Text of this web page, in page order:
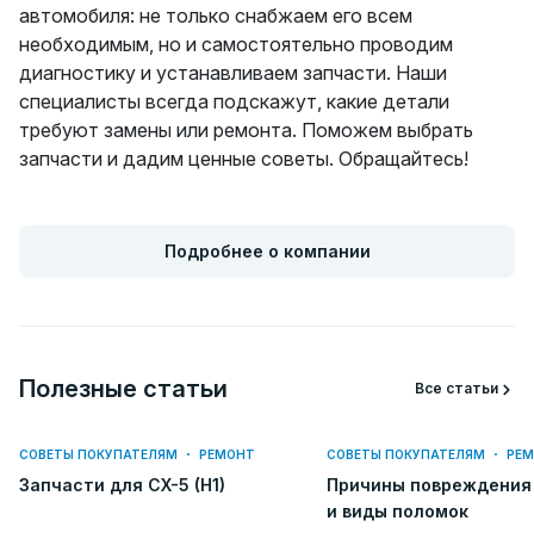
автомобиля: не только снабжаем его всем
необходимым, но и самостоятельно проводим
диагностику и устанавливаем запчасти. Наши
специалисты всегда подскажут, какие детали
требуют замены или ремонта. Поможем выбрать
запчасти и дадим ценные советы. Обращайтесь!
Подробнее о компании
Полезные статьи Все статьи
СОВЕТЫ ПОКУПАТЕЛЯМ РЕМОНТ
Запчасти для CX-5 (H1)
СОВЕТЫ ПОКУПАТЕЛЯМ
Причины
и виды поломок